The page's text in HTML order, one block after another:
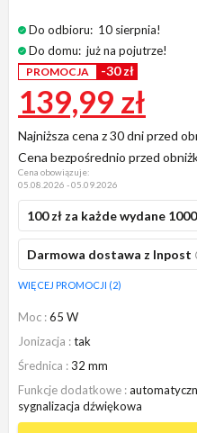
Do odbioru: 10 sierpnia!
Do domu: już na pojutrze!
PROMOCJA -30 zł
139,99 zł
Najniższa cena z 30 dni przed
Cena bezpośrednio przed
Cena obowiązuje:
05.08.2026 - 05.09.2026
100 zł za każde wydane 1000
Darmowa dostawa z Inpost
WIĘCEJ PROMOCJI (2)
Moc 65 W
Jonizacja
tak
Średnica
32 mm
Funkcje dodatkowe
sygnalizacja dźwiękowa